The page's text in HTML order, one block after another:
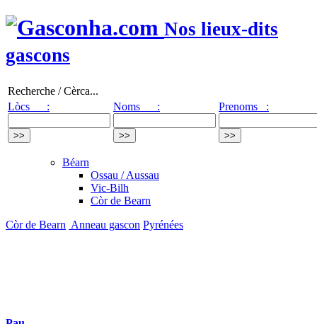
Nos lieux-dits
gascons
Recherche / Cèrca...
Lòcs :
Noms : Prenoms :
Béarn
Ossau / Aussau
Vic-Bilh
Còr de Bearn
Còr de Bearn Anneau gascon Pyrénées